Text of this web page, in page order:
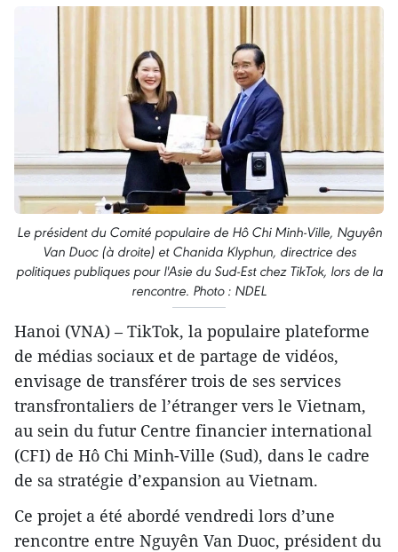
Le président du Comité populaire de Hô Chi Minh-Ville, Nguyên
Van Duoc (à droite) et Chanida Klyphun, directrice des
politiques publiques pour l'Asie du Sud-Est chez TikTok, lors de la
rencontre. Photo : NDEL
Hanoi (VNA) – TikTok, la populaire plateforme
de médias sociaux et de partage de vidéos,
envisage de transférer trois de ses services
transfrontaliers de l’étranger vers le Vietnam,
au sein du futur Centre financier international
(CFI) de Hô Chi Minh-Ville (Sud), dans le cadre
de sa stratégie d’expansion au Vietnam.
Ce projet a été abordé vendredi lors d’une
rencontre entre Nguyên Van Duoc, président du